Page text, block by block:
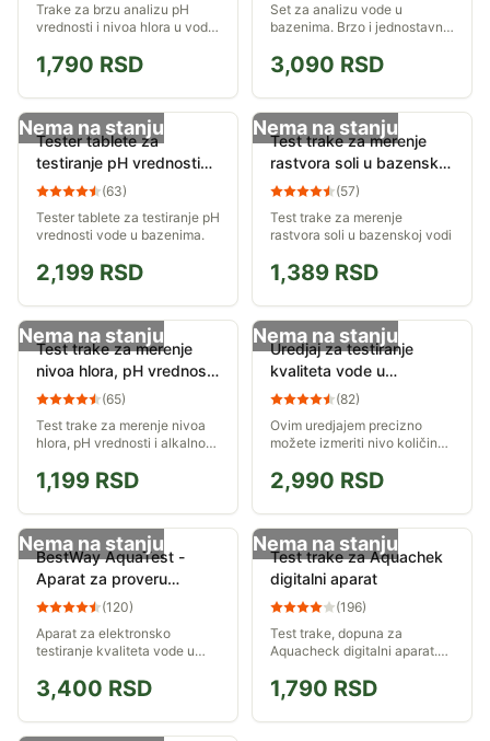
Trake za brzu analizu pH
vrednosti i nivoa hlora u vodi.
50 merenja.
1,790 RSD
Set za analizu vode u
bazenima. Brzo i jednostavno
hlora i broma u vodi. Sadržaj
seta je dovoljan za više od
100 merenja.
3,090 RSD
Nema na stanju
Tester tablete za
testiranje pH vrednosti
vode u bazenima
(63)
Tester tablete za testiranje pH
vrednosti vode u bazenima.
2,199 RSD
Nema na stanju
Test trake za merenje
rastvora soli u bazenskoj
vodi 022009
(57)
Test trake za merenje
rastvora soli u bazenskoj vodi
1,389 RSD
Nema na stanju
Test trake za merenje
nivoa hlora, pH vrednosti
i alkalnosti vode u
(65)
Test trake za merenje nivoa
hlora, pH vrednosti i alkalnosti
1,199 RSD
Nema na stanju
Uredjaj za testiranje
kvaliteta vode u
bazenima PC101
(82)
Ovim uredjajem precizno
možete izmeriti nivo količine
Ovo su 2 najbitnija parametra
a kada su u idealnom balansu
voda u...
2,990 RSD
Nema na stanju
BestWay AquaTest -
Aparat za proveru
kvaliteta vode u
(120)
Aparat za elektronsko
testiranje kvaliteta vode u
način da saznate PH vrednost
vode, kao i prisustvo hlora...
3,400 RSD
Nema na stanju
Test trake za Aquachek
digitalni aparat
(196)
Test trake, dopuna za
Aquacheck digitalni aparat.
broma, pH vrednost i ukupni
alkalitet vode u vašem
bazenu.
1,790 RSD